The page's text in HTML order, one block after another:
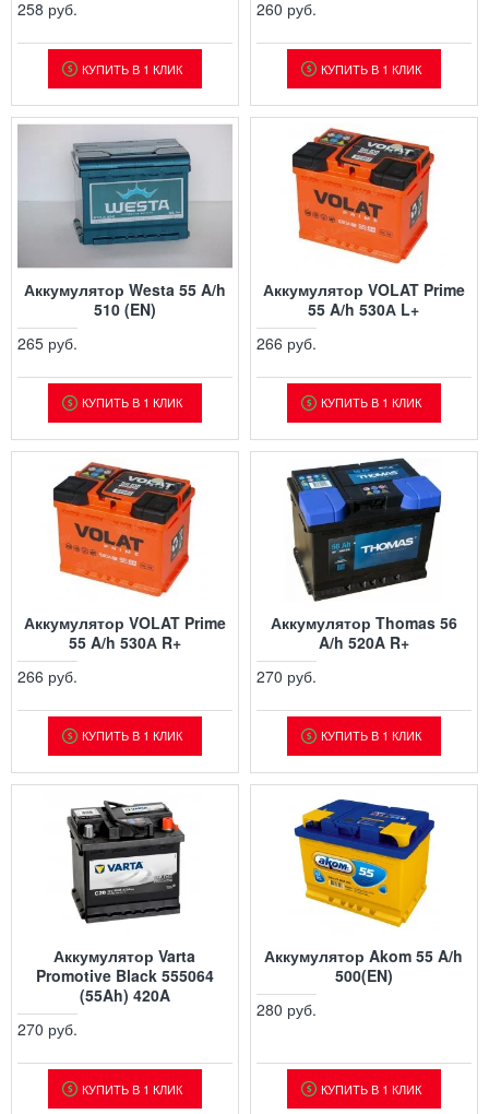
258 руб.
КУПИТЬ В 1 КЛИК
260 руб.
КУПИТЬ В 1 КЛИК
Аккумулятор Westa 55 A/h
510 (EN)
265 руб.
КУПИТЬ В 1 КЛИК
Аккумулятор VOLAT Prime
55 A/h 530А L+
266 руб.
КУПИТЬ В 1 КЛИК
Аккумулятор VOLAT Prime
55 A/h 530А R+
266 руб.
КУПИТЬ В 1 КЛИК
Аккумулятор Thomas 56
A/h 520A R+
270 руб.
КУПИТЬ В 1 КЛИК
Аккумулятор Varta
Promotive Black 555064
(55Ah) 420A
270 руб.
КУПИТЬ В 1 КЛИК
Аккумулятор Akom 55 A/h
500(EN)
280 руб.
КУПИТЬ В 1 КЛИК